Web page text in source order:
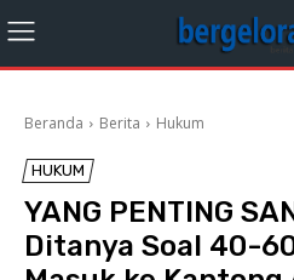
Beranda Berita Hukum
HUKUM
YANG PENTING
Ditanya Soal 40-